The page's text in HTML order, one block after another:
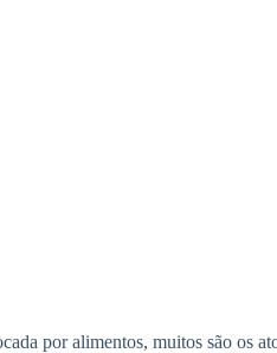
por alimentos, muitos são os